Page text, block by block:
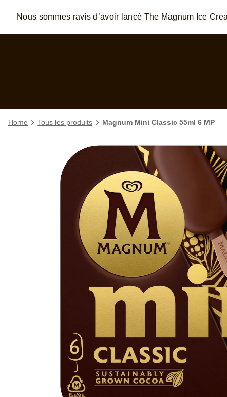
Skip to: MAIN CONTENT FOOTER
Nous sommes ravis d’avoir lancé The Magnum Ice
Home Tous les produits Magnum Mini Classic 55ml 6 MP